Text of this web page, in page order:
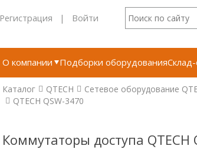
Регистрация | Войти
О компании Подборки оборудования
Каталог QTECH Сетевое оборудование
QTECH QSW-3470
Коммутаторы доступа QTECH